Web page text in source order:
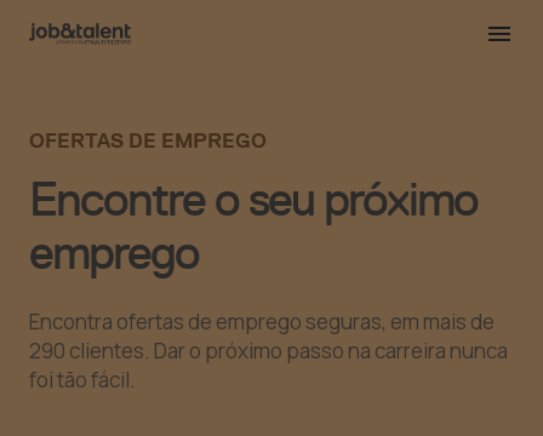
Encontre o seu próximo
emprego
OFERTAS DE EMPREGO
Encontra ofertas de emprego seguras, em mais de
290 clientes. Dar o próximo passo na carreira nunca
foi tão fácil.